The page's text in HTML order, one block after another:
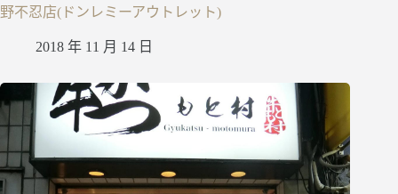
野不忍店(ドンレミーアウトレット)
2018 年 11 月 14 日